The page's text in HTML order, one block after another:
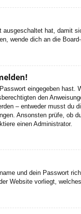
hat, damit
wende dich an die
eingegeben
den
– entweder musst
Ansonsten prüfe,
einen Administrator.
und dein Passwort
Website vorliegt,